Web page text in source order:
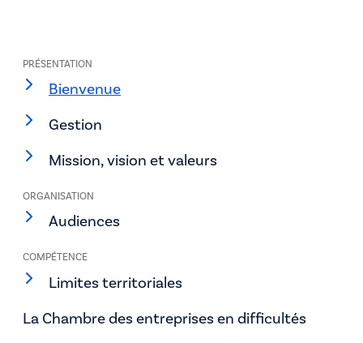
PRÉSENTATION
Bienvenue
Gestion
Mission, vision et valeurs
ORGANISATION
Audiences
COMPÉTENCE
Limites territoriales
La Chambre des entreprises en difficultés